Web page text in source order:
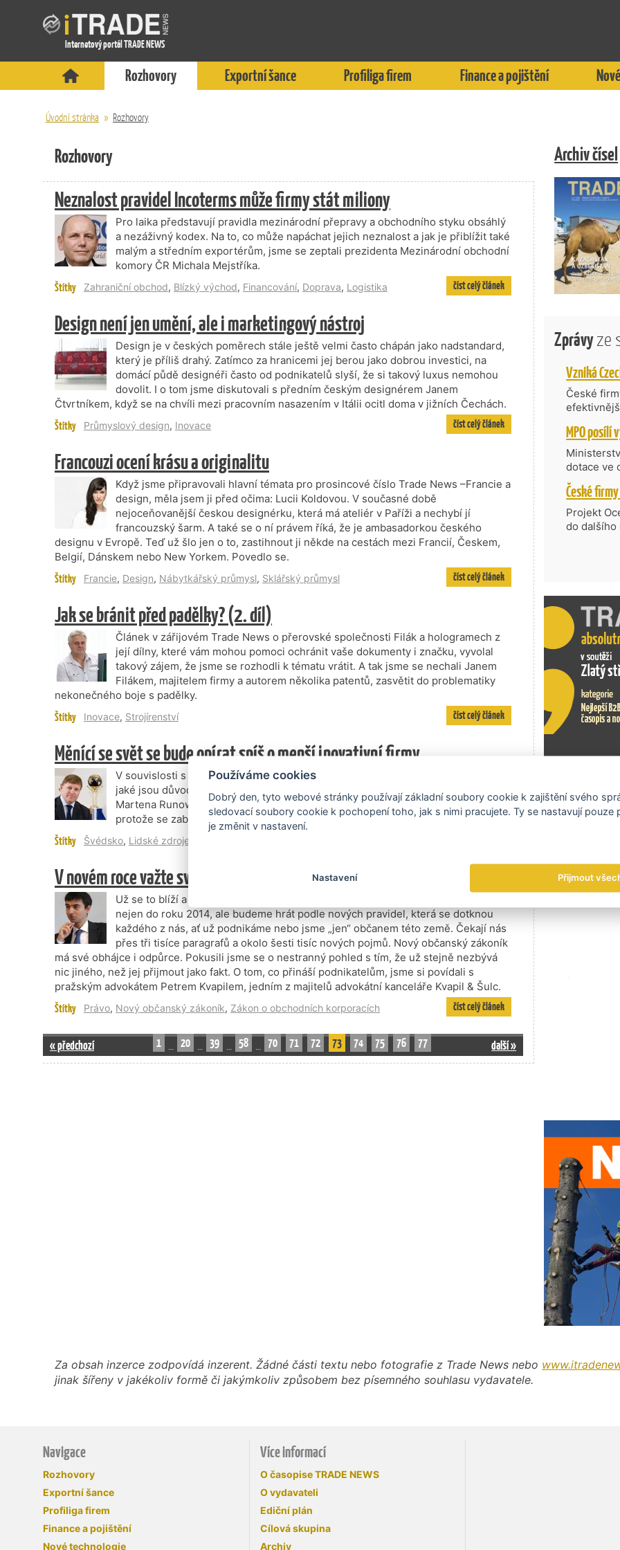
Internetový portál TRADE NEWS
Rozhovory Exportní šance Profiliga firem Finance a pojištění
Úvodní stránka » Rozhovory
Rozhovory
Neznalost pravidel Incoterms může firmy stát miliony
Pro laika představují pravidla mezinárodní přepravy a obchodního styku obsáhlý
a nezáživný kodex. Na to, co může napáchat jejich neznalost a jak je přiblížit také
malým a středním exportérům, jsme se zeptali prezidenta Mezinárodní obchodní
komory ČR Michala Mejstříka.
Štítky Zahraniční obchod, Blízký východ, Financování, Doprava, Logistika číst celý článek
Design není jen umění, ale i marketingový nástroj
Design je v českých poměrech stále ještě velmi často chápán jako nadstandard,
který je příliš drahý. Zatímco za hranicemi jej berou jako dobrou investici, na
domácí půdě designéři často od podnikatelů slyší, že si takový luxus nemohou
dovolit. I o tom jsme diskutovali s předním českým designérem Janem
Čtvrtníkem, když se na chvíli mezi pracovním nasazením v Itálii ocitl doma v jižních Čechách.
Štítky Průmyslový design, Inovace číst celý článek
Francouzi ocení krásu a originalitu
Když jsme připravovali hlavní témata pro prosincové číslo Trade News –Francie a
design, měla jsem ji před očima: Lucii Koldovou. V současné době
nejoceňovanější českou designérku, která má ateliér v Paříži a nechybí jí
francouzský šarm. A také se o ní právem říká, že je ambasadorkou českého
designu v Evropě. Teď už šlo jen o to, zastihnout ji někde na cestách mezi Francií, Českem,
Belgií, Dánskem nebo New Yorkem. Povedlo se.
Štítky Francie, Design, Nábytkářský průmysl, Sklářský průmysl číst celý článek
Jak se bránit před padělky? (2. díl)
Článek v zářijovém Trade News o přerovské společnosti Filák a hologramech z
její dílny, které vám mohou pomoci ochránit vaše dokumenty i značku, vyvolal
takový zájem, že jsme se rozhodli k tématu vrátit. A tak jsme se nechali Janem
Filákem, majitelem firmy a autorem několika patentů, zasvětit do problematiky
nekonečného boje s padělky.
Štítky Inovace, Strojírenství číst celý článek
Měnící se svět se bude opírat spíš o menší inovativní firmy
V souvislosti s inovacemi se hovoří o Švédsku a jeho globálních značkách. Na to,
jaké jsou důvody úspěchu švédské ekonomiky, jsme se zeptali přímo Švéda –
Martena Runowa, který je majitelem mezinárodní společnosti Performia. A
protože se zabývá převážně lidskými zdroji, první otázka zněla:
Štítky Švédsko, Lidské zdroje
V novém roce važte svá slova
Už se to blíží a zdá se, že skutečně neodvratně. S prvním lednem vstoupíme
nejen do roku 2014, ale budeme hrát podle nových pravidel, která se dotknou
každého z nás, ať už podnikáme nebo jsme „jen“ občanem této země. Čekají nás
přes tři tisíce paragrafů a okolo šesti tisíc nových pojmů. Nový občanský zákoník
má své obhájce i odpůrce. Pokusili jsme se o nestranný pohled s tím, že už stejně nezbývá
nic jiného, než jej přijmout jako fakt. O tom, co přináší podnikatelům, jsme si povídali s
pražským advokátem Petrem Kvapilem, jedním z majitelů advokátní kanceláře Kvapil & Šulc.
Štítky Právo, Nový občanský zákoník, Zákon o obchodních korporacích číst celý článek
« předchozí 1 … 20 … 39 … 58 … 70 71 72 73 74 75 76 77 další »
Archiv čísel
Zprávyze
České
nabídne
zahraniční
dotace ve
Transfer,
Částkou
umělé
do
Projekt
do dalšího
prosazují
nejen
příběh.
Exportní
Za obsah inzerce zodpovídá inzerent. Žádné části textu nebo fotografie z Trade News nebo
jinak šířeny v jakékoliv formě či jakýmkoliv způsobem bez písemného souhlasu vydavatele.
Navigace
Rozhovory
Exportní šance
Profiliga firem
Finance a pojištění
Nové technologie
Více informací
O časopise TRADE NEWS
O vydavateli
Ediční plán
Cílová skupina
Archiv
Používáme cookies
Dobrý den, tyto webové stránky používají základní soubory cookie k zajištění svého
sledovací soubory cookie k pochopení toho, jak s nimi pracujete. Ty se nastavují pouze
je změnit v nastavení.
Nastavení Přijmout